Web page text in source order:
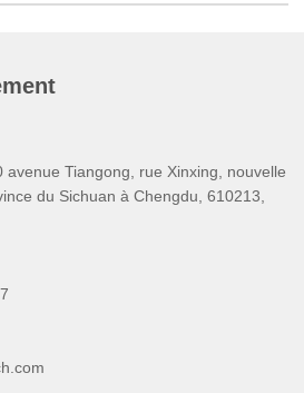
avenue Tiangong, rue Xinxing, nouvelle
du Sichuan à Chengdu, 610213,